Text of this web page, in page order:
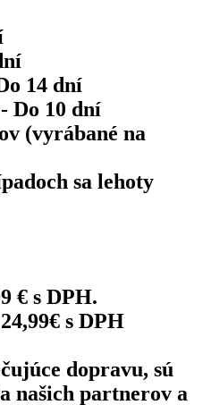
14 dní
Do 10 dní
(vyrábané na
sa lehoty
€ s DPH.
s DPH
dopravu, sú
našich partnerov a